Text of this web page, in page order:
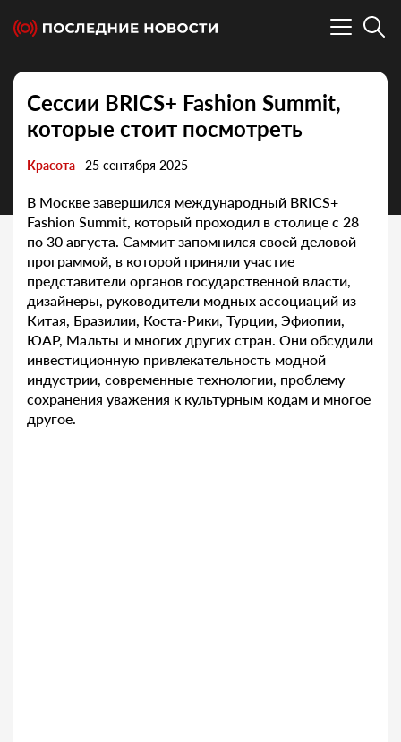
Сессии BRICS+ Fashion Summit,
которые стоит посмотреть
Красота 25 сентября 2025
В Москве завершился международный BRICS+
Fashion Summit, который проходил в столице с 28
по 30 августа. Саммит запомнился своей деловой
программой, в которой приняли участие
представители органов государственной власти,
дизайнеры, руководители модных ассоциаций из
Китая, Бразилии, Коста-Рики, Турции, Эфиопии,
ЮАР, Мальты и многих других стран. Они обсудили
инвестиционную привлекательность модной
индустрии, современные технологии, проблему
сохранения уважения к культурным кодам и многое
другое.